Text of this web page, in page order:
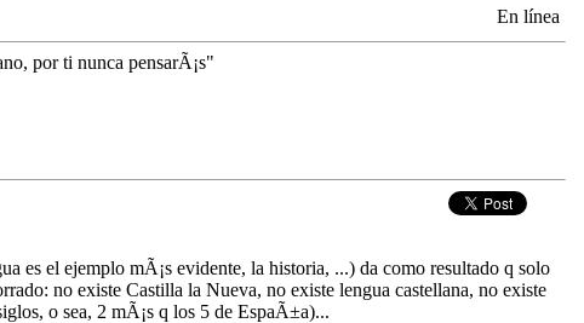
En línea
por ti nunca pensarÃ¡s"
es el ejemplo mÃ¡s evidente, la historia, ...) da como resultado q solo
no existe Castilla la Nueva, no existe lengua castellana, no existe
o sea, 2 mÃ¡s q los 5 de EspaÃ±a)...